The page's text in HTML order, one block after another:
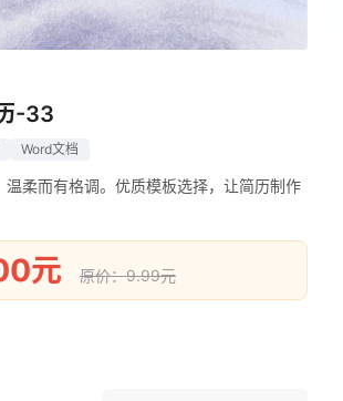
-33
Word文档
温柔而有格调。优质模板选择，让简历制作
元 原价：9.99元